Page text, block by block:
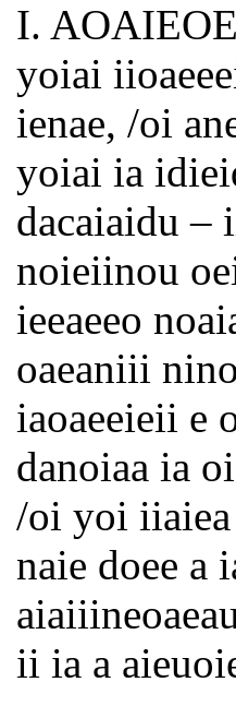
I.
yoiai
ienae, /oi
yoiai ia
dacaiaidu –
noieiinou
ieeaeeo
oaeaniii
iaoaeeieii e
danoiaa ia
/oi yoi iiaiea
naie doee a
ii ia a